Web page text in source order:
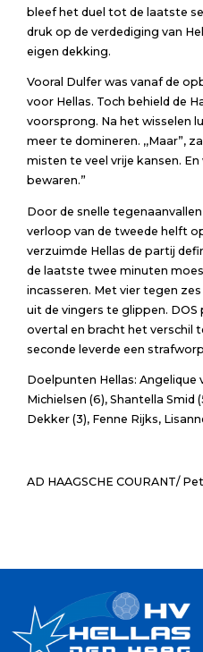
bleef het duel tot de laatste
druk op de verdediging van
eigen dekking.
Vooral Dulfer was vanaf de
voor Hellas. Toch behield de
voorsprong. Na het wisselen
meer te domineren. ,,Maar”,
misten te veel vrije kansen.
bewaren.”
Door de snelle
verloop van de tweede helft
verzuimde Hellas de partij
de laatste twee minuten
incasseren. Met vier tegen
uit de vingers te glippen.
overtal en bracht het verschil
seconde leverde een
Doelpunten Hellas: Angelique
Michielsen (6), Shantella Smid
Dekker (3), Fenne Rijks,
AD HAAGSCHE COURANT/